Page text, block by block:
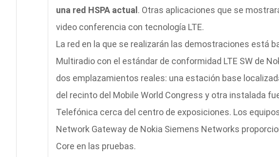
una red HSPA actual. Otras aplicaciones que se
video conferencia con tecnología LTE.
La red en la que se realizarán las demostraciones está
Multiradio con el estándar de conformidad LTE SW de
dos emplazamientos reales: una estación base
del recinto del Mobile World Congress y otra instalada
Telefónica cerca del centro de exposiciones. Los
Network Gateway de Nokia Siemens Networks
Core en las pruebas.